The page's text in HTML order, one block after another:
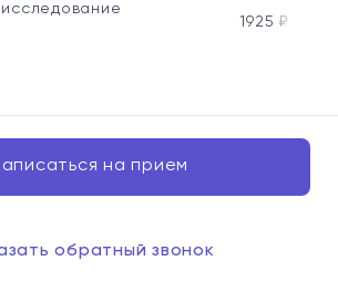
исследование
1925 ₽
на прием
обратный звонок